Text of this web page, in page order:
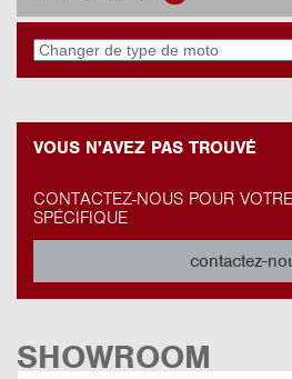
VOUS N'AVEZ PAS TROUVÉ
CONTACTEZ-NOUS POUR
SPÉCIFIQUE
contactez-
SHOWROOM